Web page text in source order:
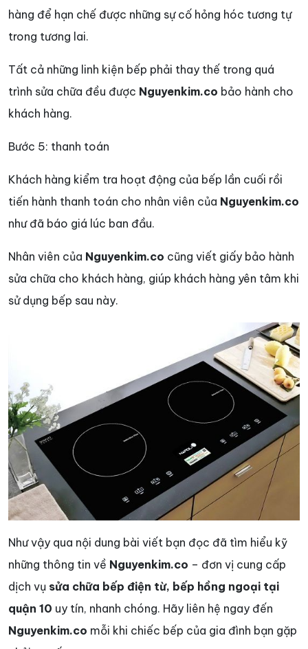
hàng để hạn chế được những sự cố hỏng hóc tương tự
trong tương lai.
Tất cả những linh kiện bếp phải thay thế trong quá
trình sửa chữa đều được Nguyenkim.co bảo hành cho
khách hàng.
Bước 5: thanh toán
Khách hàng kiểm tra hoạt động của bếp lần cuối rồi
tiến hành thanh toán cho nhân viên của Nguyenkim.co
như đã báo giá lúc ban đầu.
Nhân viên của Nguyenkim.co cũng viết giấy bảo hành
sửa chữa cho khách hàng, giúp khách hàng yên tâm khi
sử dụng bếp sau này.
Như vậy qua nội dung bài viết bạn đọc đã tìm hiểu kỹ
những thông tin về Nguyenkim.co – đơn vị cung cấp
dịch vụ sửa chữa bếp điện từ, bếp hồng ngoại tại
quận 10 uy tín, nhanh chóng. Hãy liên hệ ngay đến
Nguyenkim.co mỗi khi chiếc bếp của gia đình bạn gặp